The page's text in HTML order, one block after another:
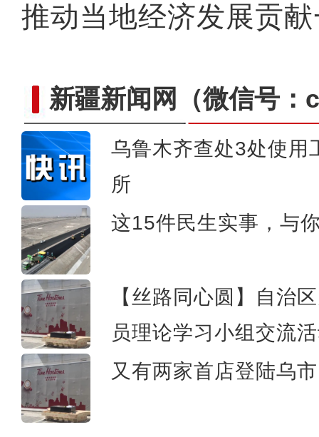
推动当地经济发展贡
新疆新闻网 （微信号
乌鲁木齐查处3处使用
所
这15件民生实事，与
【丝路同心圆】自治
员理论学习小组交流
又有两家首店登陆乌